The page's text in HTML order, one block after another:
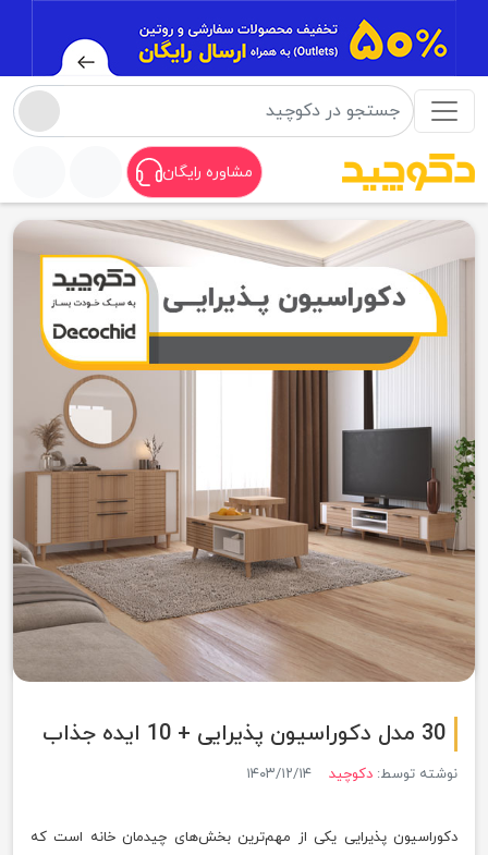
مشاوره رایگان
30 مدل دکوراسیون پذیرایی + 10 ایده جذاب
نوشته توسط: دکوچید ۱۴۰۳/۱۲/۱۴
دکوراسیون پذیرایی یکی از مهم‌ترین بخش‌های چیدمان خانه است که